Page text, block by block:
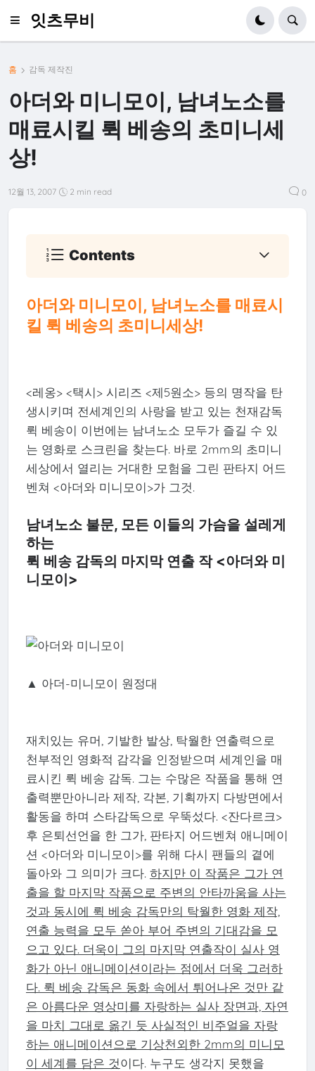
잇츠무비
홈 감독 제작진
아더와 미니모이, 남녀노소를
매료시킬 뤽 베송의 초미니세
상!
12월 13, 2007 2 min read 0
Contents
아더와 미니모이, 남녀노소를 매료시
킬 뤽 베송의 초미니세상!
<레옹> <택시> 시리즈 <제5원소> 등의 명작을 탄
생시키며 전세계인의 사랑을 받고 있는 천재감독
뤽 베송이 이번에는 남녀노소 모두가 즐길 수 있
는 영화로 스크린을 찾는다. 바로 2mm의 초미니
세상에서 열리는 거대한 모험을 그린 판타지 어드
벤쳐 <아더와 미니모이>가 그것.
남녀노소 불문, 모든 이들의 가슴을 설레게
하는
뤽 베송 감독의 마지막 연출 작 <아더와 미
니모이>
▲ 아더-미니모이 원정대
재치있는 유머, 기발한 발상, 탁월한 연출력으로
천부적인 영화적 감각을 인정받으며 세계인을 매
료시킨 뤽 베송 감독. 그는 수많은 작품을 통해 연
출력뿐만아니라 제작, 각본, 기획까지 다방면에서
활동을 하며 스타감독으로 우뚝섰다. <잔다르크>
후 은퇴선언을 한 그가, 판타지 어드벤쳐 애니메이
션 <아더와 미니모이>를 위해 다시 팬들의 곁에
돌아와 그 의미가 크다. 하지만 이 작품은 그가 연
출을 할 마지막 작품으로 주변의 안타까움을 사는
것과 동시에 뤽 베송 감독만의 탁월한 영화 제작,
연출 능력을 모두 쏟아 부어 주변의 기대감을 모
으고 있다. 더욱이 그의 마지막 연출작이 실사 영
화가 아닌 애니메이션이라는 점에서 더욱 그러하
다. 뤽 베송 감독은 동화 속에서 튀어나온 것만 같
은 아름다운 영상미를 자랑하는 실사 장면과, 자연
을 마치 그대로 옮긴 듯 사실적인 비주얼을 자랑
하는 애니메이션으로 기상천외한 2mm의 미니모
이 세계를 담은 것이다. 누구도 생각지 못했을